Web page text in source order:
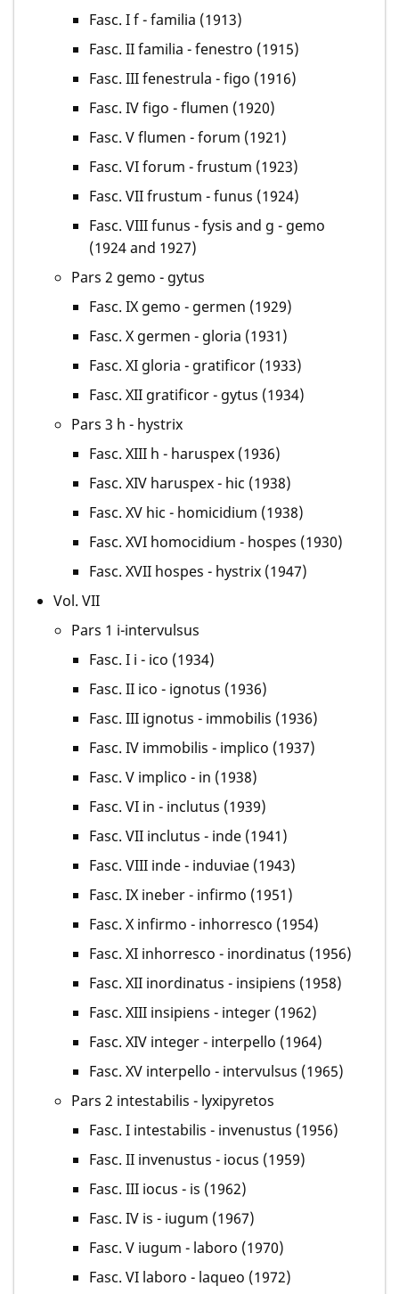
Fasc. I f - familia (1913)
Fasc. II familia - fenestro (1915)
Fasc. III fenestrula - figo (1916)
Fasc. IV figo - flumen (1920)
Fasc. V flumen - forum (1921)
Fasc. VI forum - frustum (1923)
Fasc. VII frustum - funus (1924)
Fasc. VIII funus - fysis and g - gemo
(1924 and 1927)
Pars 2 gemo - gytus
Fasc. IX gemo - germen (1929)
Fasc. X germen - gloria (1931)
Fasc. XI gloria - gratificor (1933)
Fasc. XII gratificor - gytus (1934)
Pars 3 h - hystrix
Fasc. XIII h - haruspex (1936)
Fasc. XIV haruspex - hic (1938)
Fasc. XV hic - homicidium (1938)
Fasc. XVI homocidium - hospes (1930)
Fasc. XVII hospes - hystrix (1947)
Vol. VII
Pars 1 i-intervulsus
Fasc. I i - ico (1934)
Fasc. II ico - ignotus (1936)
Fasc. III ignotus - immobilis (1936)
Fasc. IV immobilis - implico (1937)
Fasc. V implico - in (1938)
Fasc. VI in - inclutus (1939)
Fasc. VII inclutus - inde (1941)
Fasc. VIII inde - induviae (1943)
Fasc. IX ineber - infirmo (1951)
Fasc. X infirmo - inhorresco (1954)
Fasc. XI inhorresco - inordinatus (1956)
Fasc. XII inordinatus - insipiens (1958)
Fasc. XIII insipiens - integer (1962)
Fasc. XIV integer - interpello (1964)
Fasc. XV interpello - intervulsus (1965)
Pars 2 intestabilis - lyxipyretos
Fasc. I intestabilis - invenustus (1956)
Fasc. II invenustus - iocus (1959)
Fasc. III iocus - is (1962)
Fasc. IV is - iugum (1967)
Fasc. V iugum - laboro (1970)
Fasc. VI laboro - laqueo (1972)